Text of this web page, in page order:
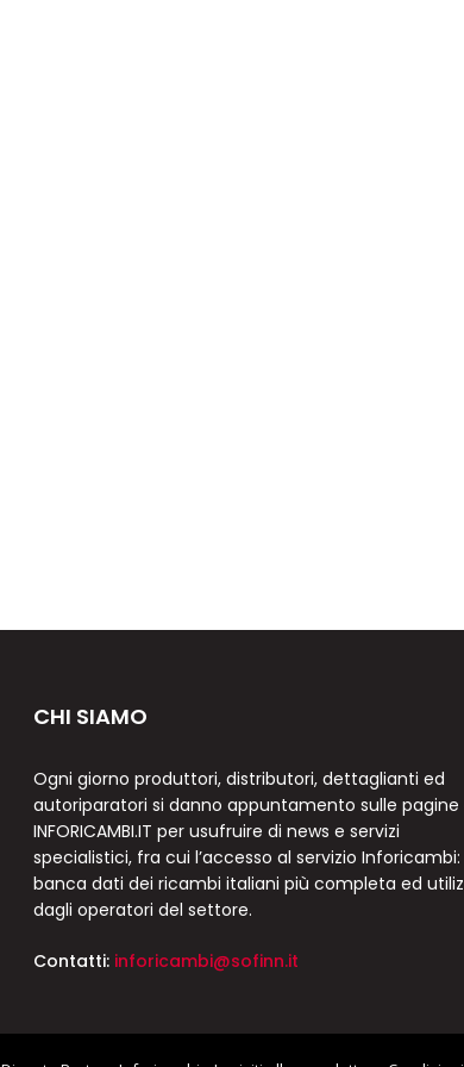
CHI SIAMO
Ogni giorno produttori, distributori, dettaglianti ed
autoriparatori si danno appuntamento sulle pagine
INFORICAMBI.IT per usufruire di news e servizi
specialistici, fra cui l’accesso al servizio Inforicambi:
banca dati dei ricambi italiani più completa ed
dagli operatori del settore.
Contatti: inforicambi@sofinn.it